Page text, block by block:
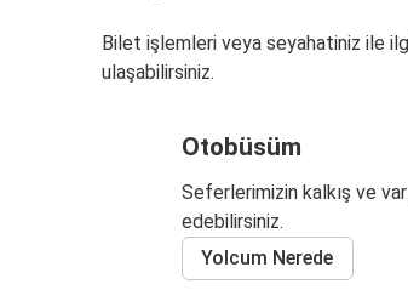
Bilet işlemleri veya seyahatiniz ile
ulaşabilirsiniz.
Otobüsüm
Seferlerimizin kalkış ve
edebilirsiniz.
Yolcum Nerede